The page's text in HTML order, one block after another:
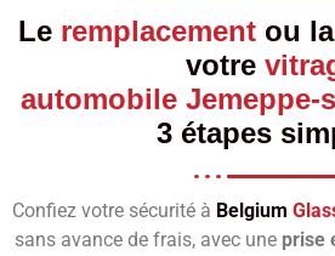
Le remplacementou la
votre
automobile Jemeppe-
3 étapes
Confiez votre sécurité à Belgium
sans avance de frais, avec une prise